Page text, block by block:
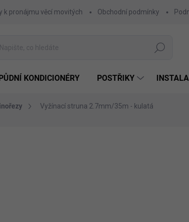
k pronájmu věcí movitých Obchodní podmínky
Hledat
KONDICIONÉRY POSTŘIKY
Vyžínací struna 2.7mm/35m - kulatá